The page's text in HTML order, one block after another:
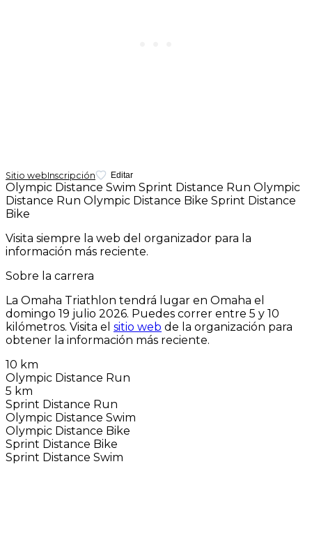
Sitio webInscripción Editar
Olympic Distance Swim Sprint Distance Run Olympic
Distance Run Olympic Distance Bike Sprint Distance
Bike
Visita siempre la web del organizador para la
información más reciente.
Sobre la carrera
La Omaha Triathlon tendrá lugar en Omaha el
domingo 19 julio 2026. Puedes correr entre 5 y 10
kilómetros. Visita el sitio web de la organización para
obtener la información más reciente.
10 km
Olympic Distance Run
5 km
Sprint Distance Run
Olympic Distance Swim
Olympic Distance Bike
Sprint Distance Bike
Sprint Distance Swim